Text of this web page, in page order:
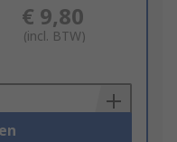
€ 9,80
(incl. BTW)